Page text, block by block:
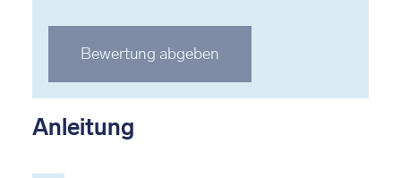
Stern
bewerten
Stern
bewerten
Stern
bewerten
Stern
bewerten
Stern
bewerten
Bewertung abgeben
Anleitung